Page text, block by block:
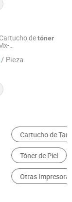
detóner
/ Pieza
CO., LTD
Cartucho de tóner y polvo de tóner
Cajita de Tinta